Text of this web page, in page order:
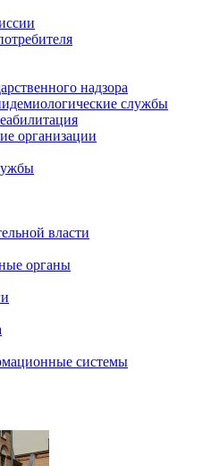
надзора
службы
организации
власти
органы
системы